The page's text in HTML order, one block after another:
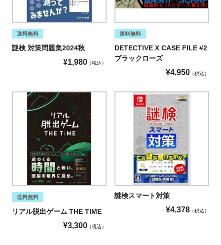
送料無料
謎検 対策問題集2024秋
¥1,980 税込
送料無料
DETECTIVE X CASE FILE #2
ブラックローズ
¥4,950 税込
送料無料
リアル脱出ゲーム THE TIME
¥3,300 税込
謎検スマート対策
¥4,378 税込